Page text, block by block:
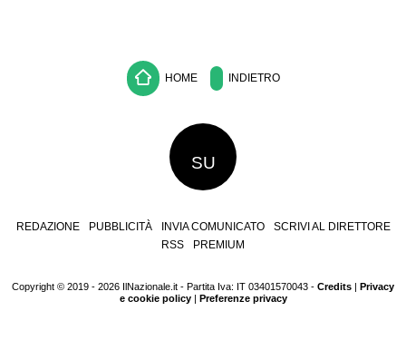
HOME INDIETRO
SU
REDAZIONE PUBBLICITÀ INVIA COMUNICATO
SCRIVI AL DIRETTORE
RSS
PREMIUM
Copyright © 2019 - 2026 IlNazionale.it - Partita Iva: IT 03401570043 - Credits
Privacy
e cookie policy| Preferenze privacy